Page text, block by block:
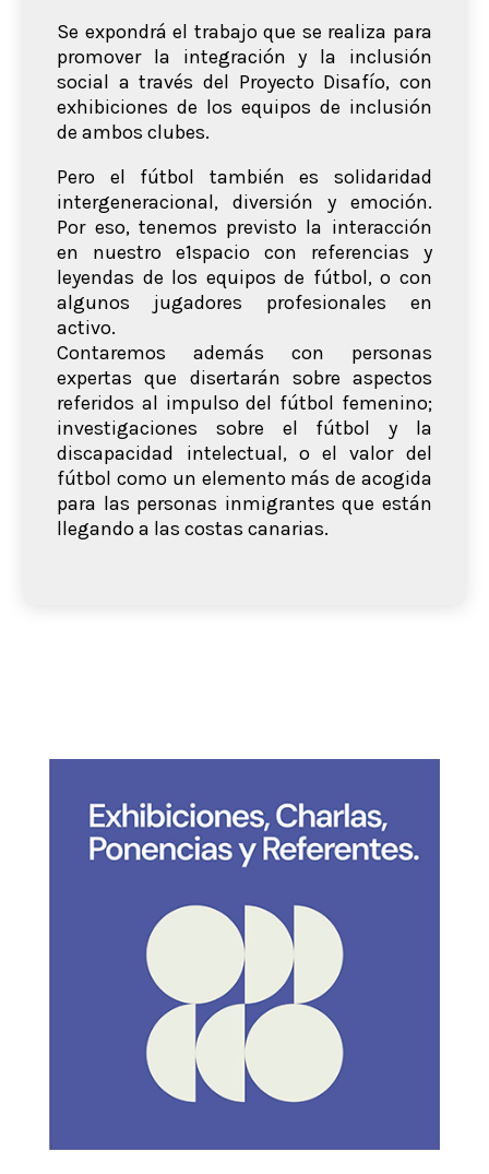
Se expondrá el trabajo que se realiza para
promover la integración y la inclusión
social a través del Proyecto Disafío, con
exhibiciones de los equipos de inclusión
de ambos clubes.
Pero el fútbol también es solidaridad
intergeneracional, diversión y emoción.
Por eso, tenemos previsto la interacción
en nuestro e1spacio con referencias y
leyendas de los equipos de fútbol, o con
algunos jugadores profesionales en
activo.
Contaremos además con personas
expertas que disertarán sobre aspectos
referidos al impulso del fútbol femenino;
investigaciones sobre el fútbol y la
discapacidad intelectual, o el valor del
fútbol como un elemento más de acogida
para las personas inmigrantes que están
llegando a las costas canarias.